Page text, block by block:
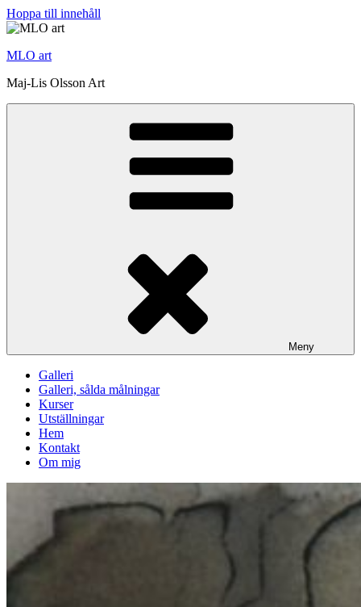
Hoppa till innehåll
MLO art
Maj-Lis Olsson Art
Meny
Galleri
Galleri, sålda målningar
Kurser
Utställningar
Hem
Kontakt
Om mig